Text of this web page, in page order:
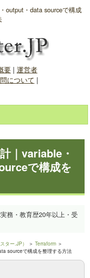
output・data sourceで構成
要| 運営者
について |
｜variable・
で構成を
実務・教育歴20年以上・受
ター.JP） ＞Terraform ＞
sourceで構成を整理する方法